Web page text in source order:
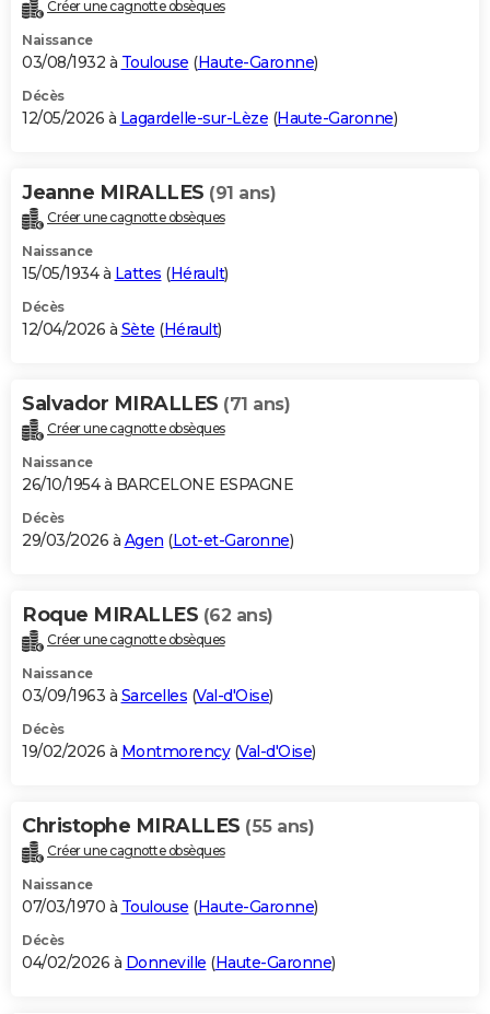
Créer une cagnotte obsèques
Naissance
03/08/1932 à Toulouse (Haute-Garonne)
Décès
12/05/2026 à Lagardelle-sur-Lèze (Haute-Garonne)
Jeanne MIRALLES (91 ans)
Créer une cagnotte obsèques
Naissance
15/05/1934 à Lattes (Hérault)
Décès
12/04/2026 à Sète (Hérault)
Salvador MIRALLES (71 ans)
Créer une cagnotte obsèques
Naissance
26/10/1954 à BARCELONE ESPAGNE
Décès
29/03/2026 à Agen (Lot-et-Garonne)
Roque MIRALLES (62 ans)
Créer une cagnotte obsèques
Naissance
03/09/1963 à Sarcelles (Val-d'Oise)
Décès
19/02/2026 à Montmorency(Val-d'Oise)
Christophe MIRALLES (55 ans)
Créer une cagnotte obsèques
Naissance
07/03/1970 à Toulouse (Haute-Garonne)
Décès
04/02/2026 à Donneville (Haute-Garonne)